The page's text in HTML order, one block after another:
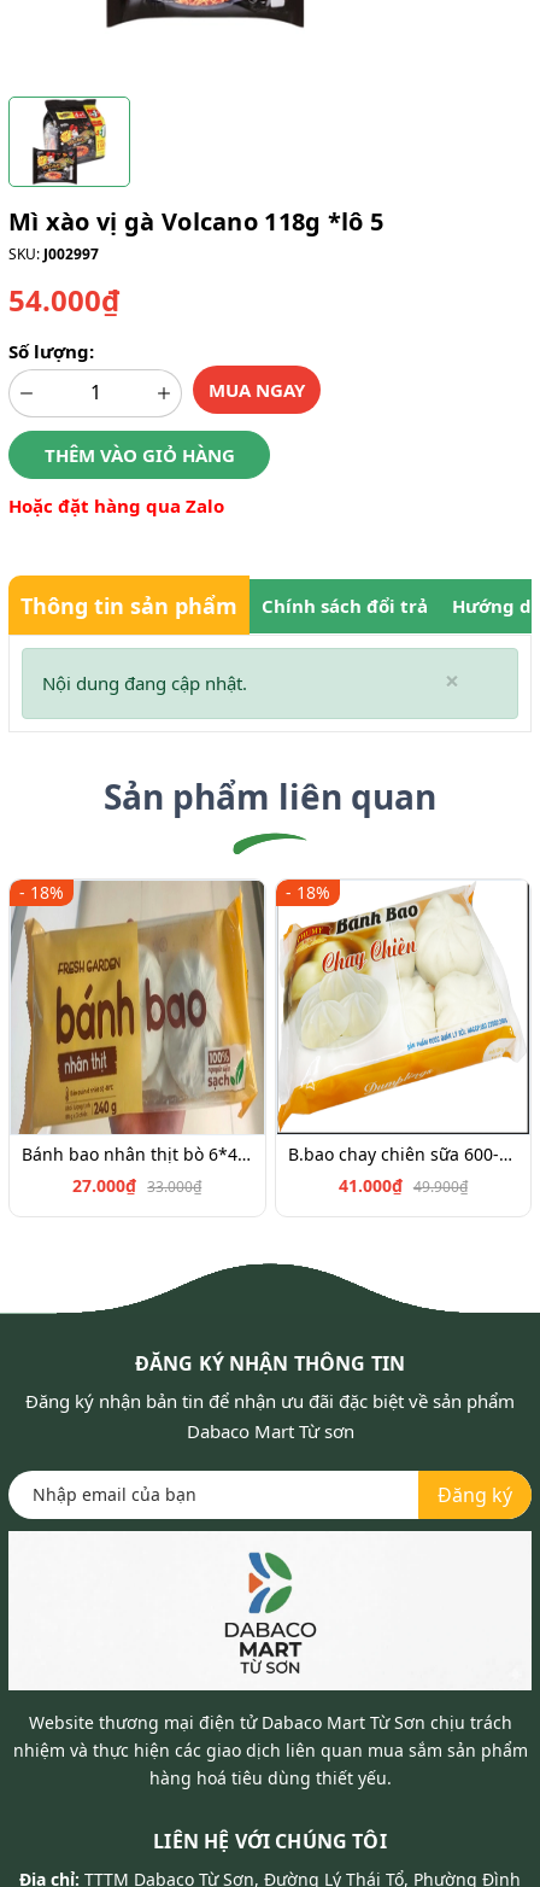
Mì xào vị gà Volcano 118g *lô 5
SKU: J002997
54.000₫
Số lượng:
MUA NGAY
THÊM VÀO GIỎ HÀNG
Hoặc đặt hàng qua Zalo
Thông tin sản phẩm Chính sách đổi trả Hướng
×
Nội dung đang cập nhật.
Sản phẩm liên quan
- 18%
Bánh bao nhân thịt bò 6*45g
27.000₫ 33.000₫
- 18%
B.bao chay chiên sữa 600-700g
41.000₫ 49.900₫
ĐĂNG KÝ NHẬN THÔNG TIN
Đăng ký nhận bản tin để nhận ưu đãi đặc biệt về sản phẩm
Dabaco Mart Từ sơn
Đăng ký
Website thương mại điện tử Dabaco Mart Từ Sơn chịu trách
nhiệm và thực hiện các giao dịch liên quan mua sắm sản phẩm
hàng hoá tiêu dùng thiết yếu.
LIÊN HỆ VỚI CHÚNG TÔI
Địa chỉ: TTTM Dabaco Từ Sơn, Đường Lý Thái Tổ, Phường Đình